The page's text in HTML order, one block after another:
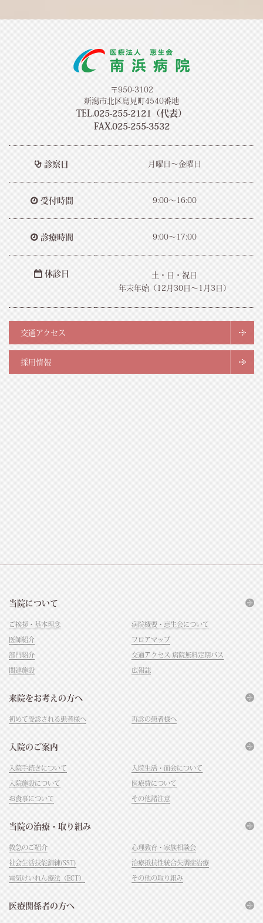
〒950-3102
新潟市北区島見町4540番地
TEL.025-255-2121（代表）
FAX.025-255-3532
診察日 月曜日～金曜日
受付時間 9:00～16:00
診療時間 9:00～17:00
休診日
土・日・祝日
年末年始（12月30日〜1月3日）
交通アクセス
採用情報
当院について
ご挨拶・基本理念
病院概要・恵生会について
医師紹介
フロアマップ
部門紹介
交通アクセス 病院無料定期バス
関連施設
広報誌
来院をお考えの方へ
初めて受診される患者様へ 再診の患者様へ
入院のご案内
入院手続きについて
入院生活・面会について
入院施設について
医療費について
お食事について
その他諸注意
当院の治療・取り組み
救急のご紹介
心理教育・家族相談会
社会生活技能訓練(SST)
治療抵抗性統合失調症治療
電気けいれん療法（ECT）
その他の取り組み
医療関係者の方へ